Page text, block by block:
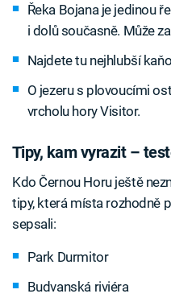
Řeka Bojana je jedinou
i dolů současně. Může
Najdete tu nejhlubší
O jezeru s plovoucími
vrcholu hory Visitor.
Tipy, kam vyrazit –
Kdo Černou Horu ještě
tipy, která místa rozhodně
sepsali:
Park Durmitor
Budvanská riviéra